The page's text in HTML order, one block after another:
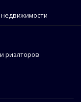
риэлторов